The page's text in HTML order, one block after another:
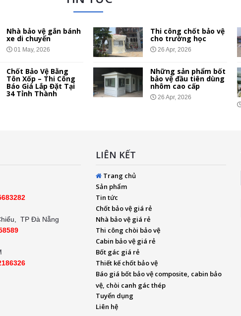
Nhà bảo vệ gắn bánh
xe di chuyển
01 May, 2026
Chốt Bảo Vệ Bằng
Tôn Xốp – Thi Công
Báo Giá Lắp Đặt Tại
34 Tỉnh Thành
Thi công chốt bảo vệ
cho trường học
26 Apr, 2026
Những sản phẩm bốt
bảo vệ đầu tiên dùng
nhôm cao cấp
26 Apr, 2026
TP Đà Nẵng
LIÊN KẾT
Trang chủ
Sản phẩm
Tin tức
Chốt bảo vệ giá rẻ
Nhà bảo vệ giá rẻ
Thi công chòi bảo vệ
Cabin bảo vệ giá rẻ
Bốt gác giá rẻ
Thiết kế chốt bảo vệ
Báo giá bốt bảo vệ composite, cabin bảo
vệ, chòi canh gác thép
Tuyển dụng
Liên hệ